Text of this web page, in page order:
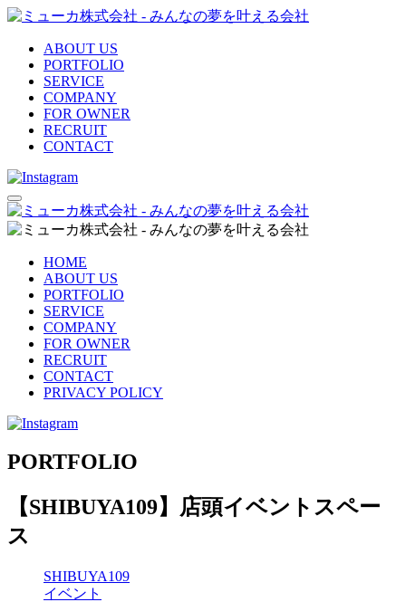
ABOUT US
PORTFOLIO
SERVICE
COMPANY
FOR OWNER
RECRUIT
CONTACT
HOME
ABOUT US
PORTFOLIO
SERVICE
COMPANY
FOR OWNER
RECRUIT
CONTACT
PRIVACY POLICY
PORTFOLIO
【SHIBUYA109】店頭イベントスペー
ス
SHIBUYA109
イベント